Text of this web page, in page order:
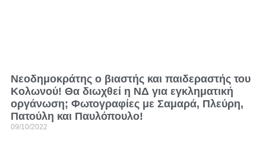
Νεοδημοκράτης ο βιαστής και παιδεραστής του
Κολωνού! Θα διωχθεί η ΝΔ για εγκληματική
οργάνωση; Φωτογραφίες με Σαμαρά, Πλεύρη,
Πατούλη και Παυλόπουλο!
09/10/2022